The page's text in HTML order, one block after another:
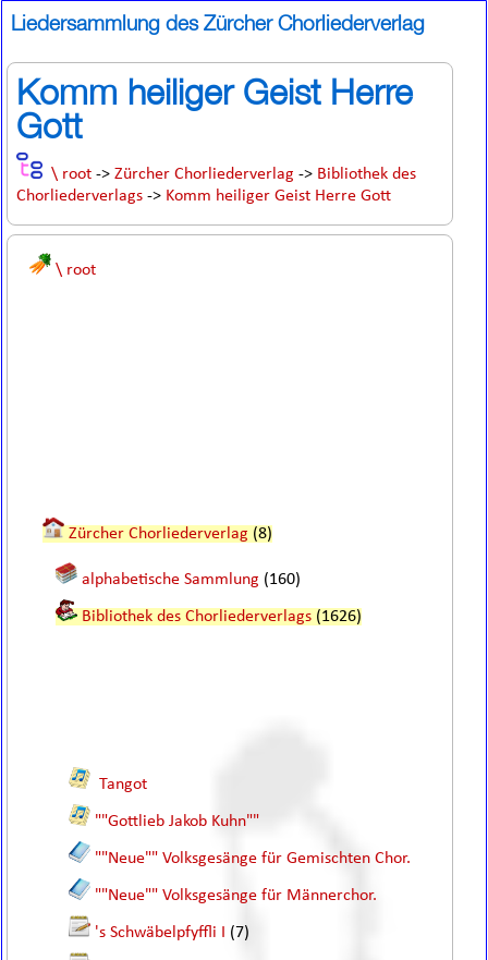
Liedersammlung des Zürcher Chorliederverlag
Komm heiliger Geist Herre
Gott
\ root ->Zürcher Chorliederverlag -> Bibliothek des
Chorliederverlags -> Komm heiliger Geist Herre Gott
\ root
Zürcher Chorliederverlag (8)
alphabetische Sammlung (160)
Bibliothek des Chorliederverlags (1626)
Tangot
""Gottlieb Jakob Kuhn""
""Neue"" Volksgesänge für Gemischten Chor.
""Neue"" Volksgesänge für Männerchor.
's Schwäbelpfyffli I (7)